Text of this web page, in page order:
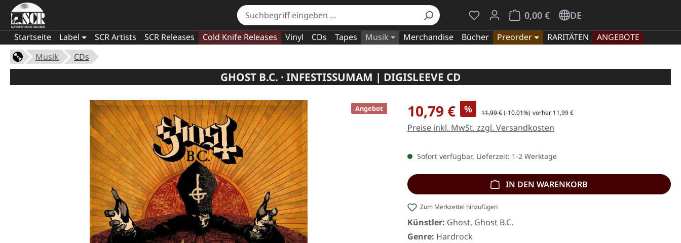
Du hast 0 Produkte auf dem Merkzettel
0,00 €
Warenkorb enthält 0 Positionen. Der
DE
Startseite Label SCR Artists SCR Releases Cold Knife Releases Vinyl CDs Tapes Musik Merchandise Bücher Preorder RARITÄTEN
ANGEBOTE
Musik
CDs
GHOST B.C. · INFESTISSUMAM | DIGISLEEVE CD
Angebot Verkaufspreis:
10,79 € % Regulärer Preis:
11,99 €(-10.01%) vorher 11,99 €
Preise inkl. MwSt. zzgl. Versandkosten
Sofort verfügbar, Lieferzeit: 1-2 Werktage
IN DEN WARENKORB
Zum Merkzettel hinzufügen
Künstler: Ghost, Ghost B.C.
Genre: Hardrock